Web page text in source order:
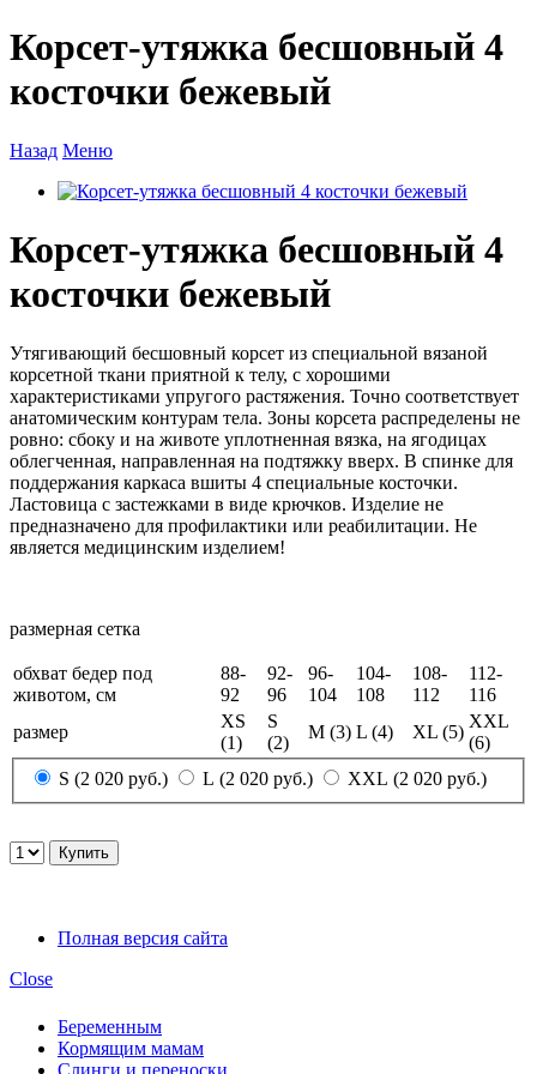
Корсет-утяжка бесшовный 4
косточки бежевый
Назад Меню
Корсет-утяжка бесшовный 4
косточки бежевый
Утягивающий бесшовный корсет из специальной вязаной
корсетной ткани приятной к телу, с хорошими
характеристиками упругого растяжения. Точно соответствует
анатомическим контурам тела. Зоны корсета распределены не
ровно: сбоку и на животе уплотненная вязка, на ягодицах
облегченная, направленная на подтяжку вверх. В спинке для
поддержания каркаса вшиты 4 специальные косточки.
Ластовица с застежками в виде крючков. Изделие не
предназначено для профилактики или реабилитации. Не
является медицинским изделием!
размерная сетка
обхват бедер под
животом, см
88-
92
92-
96
96-
104
104-
108
108-
112
112-
116
размер
XS
(1)
S
(2)
M (3) L (4) XL (5)
XXL
(6)
S (2 020 руб.)
L (2 020 руб.) XXL (2 020 руб.)
Полная версия сайта
Close
Беременным
Кормящим мамам
Слинги и переноски